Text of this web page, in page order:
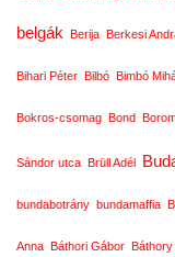
belgák Berija Berkesi
Bihari Péter Bilbó Bimbó
Bokros-csomag Bond
Sándor utca Brüll Adél
bundabotrány bundamaffia
Anna Báthori Gábor